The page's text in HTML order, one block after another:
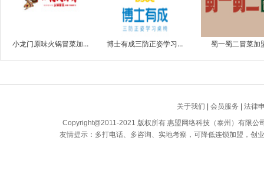
小龙门原味火锅冒菜加盟 博士有成三防正姿学习桌加盟 蜀一蜀二冒菜加
关于我们 会员服务
法律
Copyright@2011-2021 版权所有 惠盟网络科技（泰州）有限公
友情提示：多打电话、多咨询、实地考察，可降低连锁加盟，创